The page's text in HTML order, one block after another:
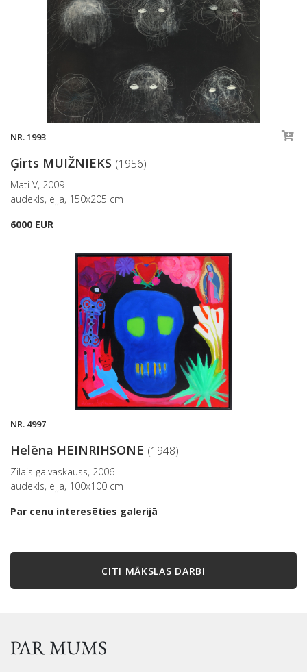
NR. 1993
Ģirts MUIŽNIEKS (1956)
Mati V, 2009
audekls, eļļa, 150x205 cm
6000 EUR
NR. 4997
Helēna HEINRIHSONE (1948)
Zilais galvaskauss, 2006
audekls, eļļa, 100x100 cm
Par cenu interesēties galerijā
CITI MĀKSLAS DARBI
PAR MUMS